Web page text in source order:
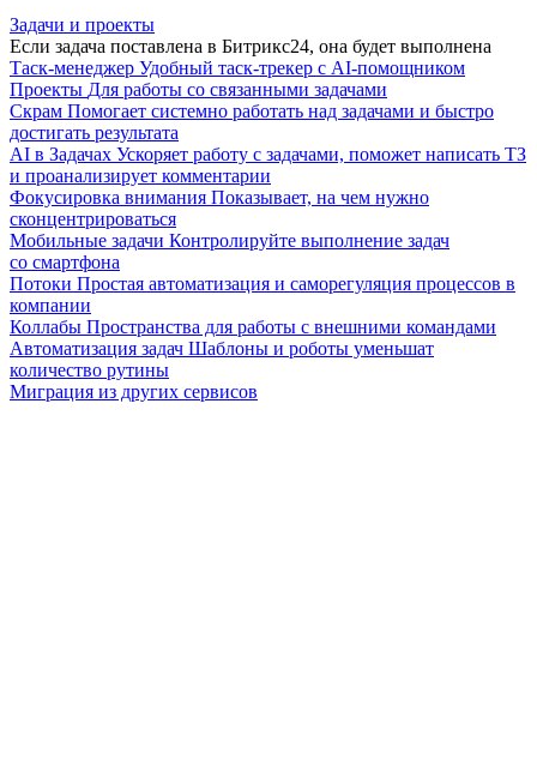
Задачи и проекты
Если задача поставлена в Битрикс24, она будет выполнена
Таск-менеджер Удобный таск-трекер с AI-помощником
Проекты Для работы со связанными задачами
Скрам Помогает системно работать над задачами и быстро
достигать результата
AI в Задачах Ускоряет работу с задачами, поможет написать ТЗ
и проанализирует комментарии
Фокусировка внимания Показывает, на чем нужно
сконцентрироваться
Мобильные задачи Контролируйте выполнение задач
со смартфона
Потоки Простая автоматизация и саморегуляция процессов в
компании
Коллабы Пространства для работы с внешними командами
Автоматизация задач Шаблоны и роботы уменьшат
количество рутины
Миграция из других сервисов